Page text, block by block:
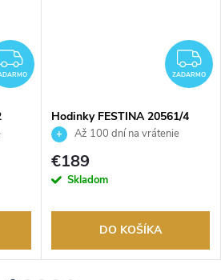
ZADARMO
ZADARMO
Hodinky FESTINA 20561/4
Až 100 dní na vrátenie
tovaru. Autorizovaný predajca.
€189
Skladom
DO KOŠÍKA